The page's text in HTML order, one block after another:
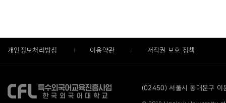
개인정보처리방침 이용약관 저작권 보호 정책
(02450) 서울시 동대문구